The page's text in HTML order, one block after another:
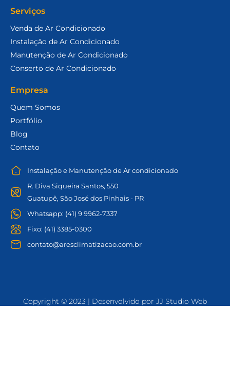
Serviços
Venda de Ar Condicionado
Instalação de Ar Condicionado
Manutenção de Ar Condicionado
Conserto de Ar Condicionado
Empresa
Quem Somos
Portfólio
Blog
Contato
Instalação e Manutenção de Ar condicionado
R. Diva Siqueira Santos, 550
Guatupê, São José dos Pinhais - PR
Whatsapp: (41) 9 9962-7337
Fixo: (41) 3385-0300
contato@aresclimatizacao.com.br
Copyright © 2023 | Desenvolvido por JJ Studio Web